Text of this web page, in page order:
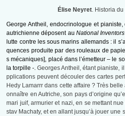
Élise Neyret. Historia du
George Antheil, endocrinologue et pianiste,
autrichienne déposent au National
lutte contre les sous marins allemands : il
quences produite par des rouleaux de
s mécaniques], placé dans l’émetteur – le
la torpille -. Georges Antheil, étant pianiste,
pplications peuvent découler des cartes
Hedy Lamarrr dans cette affaire ? Très
onnaître en Autriche, son pays d’origine
mari juif, armurier et nazi, en se mettant nue
stav Machaty, et en allant jusqu’à jouer une